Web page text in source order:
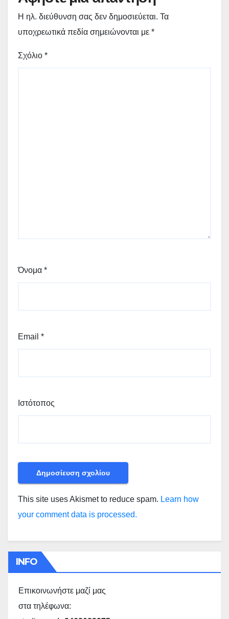
Η ηλ. διεύθυνση σας δεν δημοσιεύεται. Τα
υποχρεωτικά πεδία σημειώνονται με *
Σχόλιο *
Όνομα *
Email *
Ιστότοπος
This site uses Akismet to reduce spam. Learn how
your comment data is processed.
INFO
Επικοινωνήστε μαζί μας
στα τηλέφωνα: